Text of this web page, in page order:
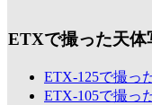
ETXで撮った天体
ETX-125で撮っ
ETX-105で撮っ